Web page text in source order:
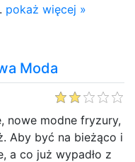
pokaż więcej »
Moda
nowe modne fryzury,
Aby być na bieżąco i
a co już wypadło z